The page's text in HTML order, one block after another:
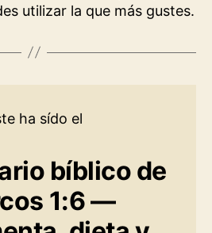
utilizar la que más gustes.
ha sído el
bíblico de
1:6 —